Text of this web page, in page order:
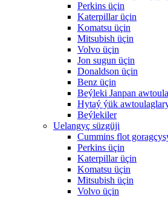
Perkins üçin
Katerpillar üçin
Komatsu üçin
Mitsubish üçin
Volvo üçin
Jon sugun üçin
Donaldson üçin
Benz üçin
Beýleki Janpan
Hytaý ýük
Beýlekiler
Uelangyç süzgüji
Cummins flot
Perkins üçin
Katerpillar üçin
Komatsu üçin
Mitsubish üçin
Volvo üçin